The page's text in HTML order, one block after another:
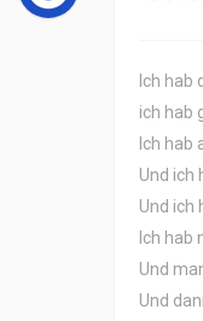
Ich hab
ich hab
Ich hab
Und ich
Und ich
Ich hab
Und
Und